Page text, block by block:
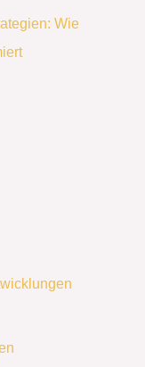
Wie